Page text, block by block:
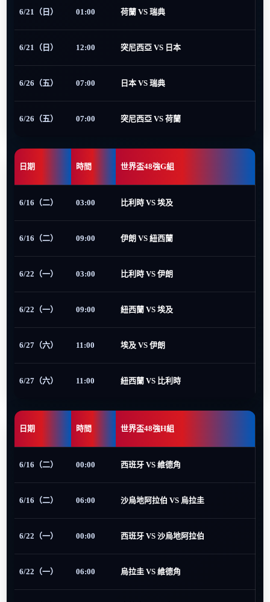
6/21（日） 01:00 荷蘭 VS 瑞典
6/21（日） 12:00 突尼西亞 VS 日本
6/26（五） 07:00 日本 VS 瑞典
6/26（五） 07:00 突尼西亞 VS 荷蘭
日期 時間 世界盃48強G組
6/16（二） 03:00 比利時 VS 埃及
6/16（二） 09:00 伊朗 VS 紐西蘭
6/22（一） 03:00 比利時 VS 伊朗
6/22（一） 09:00 紐西蘭 VS 埃及
6/27（六） 11:00 埃及 VS 伊朗
6/27（六） 11:00 紐西蘭 VS 比利時
日期 時間 世界盃48強H組
6/16（二） 00:00 西班牙 VS 維德角
6/16（二） 06:00 沙烏地阿拉伯 VS 烏拉圭
6/22（一） 00:00 西班牙 VS 沙烏地阿拉伯
6/22（一） 06:00 烏拉圭 VS 維德角